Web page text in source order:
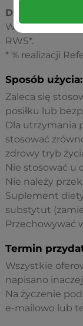
Dzienna porcja
Witamina D₃
RWS*.
* % realizacji
Sposób użycia:
Zaleca się
posiłku lub
Dla utrzymania
stosować
zdrowy tryb
Nie stosować u
Nie należy
Suplement
substytut
Przechowywać
Termin
Wszystkie
napisano
Na życzenie
e-mailowo lub